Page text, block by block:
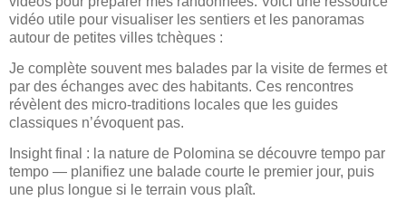
vidéo utile pour visualiser les sentiers et les panoramas
autour de petites villes tchèques :
Je complète souvent mes balades par la visite de fermes et
par des échanges avec des habitants. Ces rencontres
révèlent des micro-traditions locales que les guides
classiques n’évoquent pas.
Insight final : la nature de Polomina se découvre tempo par
tempo — planifiez une balade courte le premier jour, puis
une plus longue si le terrain vous plaît.